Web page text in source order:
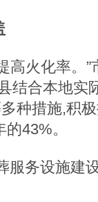
高火化率。
结合本地实
种措施,积
43%。
务设施建